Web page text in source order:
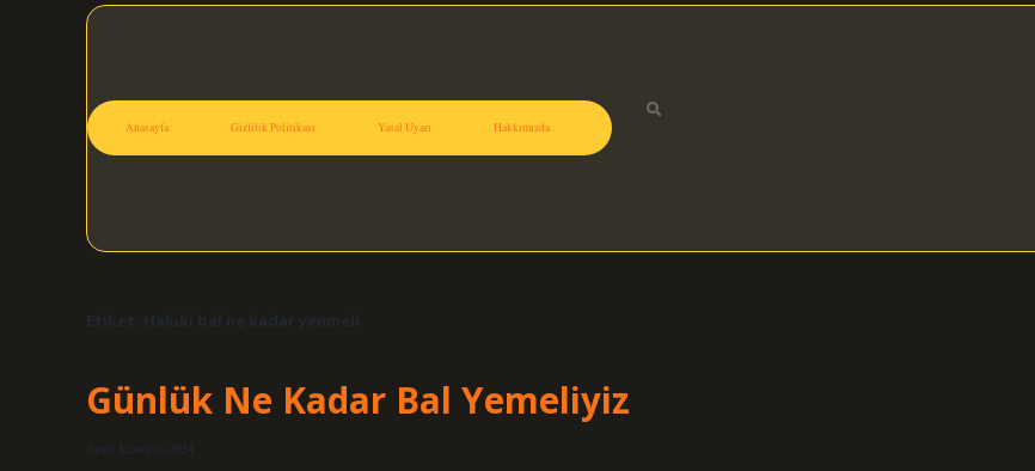
Anasayfa Gizlilik Politikası Yasal Uyarı Hakkımızda
Etiket: Hakiki bal ne kadar yenmeli
Günlük Ne Kadar Bal Yemeliyiz
Tarih: Kasım 26, 2024